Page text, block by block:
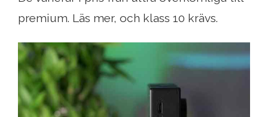
premium. Läs mer, och klass 10 krävs.